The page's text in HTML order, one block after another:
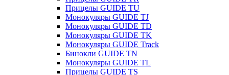
Прицелы GUIDE TU
Монокуляры GUIDE TJ
Монокуляры GUIDE TD
Монокуляры GUIDE TK
Монокуляры GUIDE Track
Бинокли GUIDE TN
Монокуляры GUIDE TL
Прицелы GUIDE TS